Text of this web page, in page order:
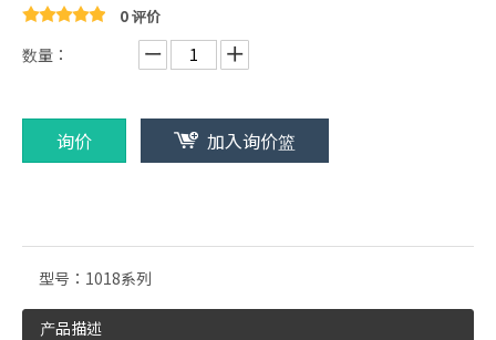
0 评价
数量：
询价 加入询价篮
型号： 1018系列
产品描述